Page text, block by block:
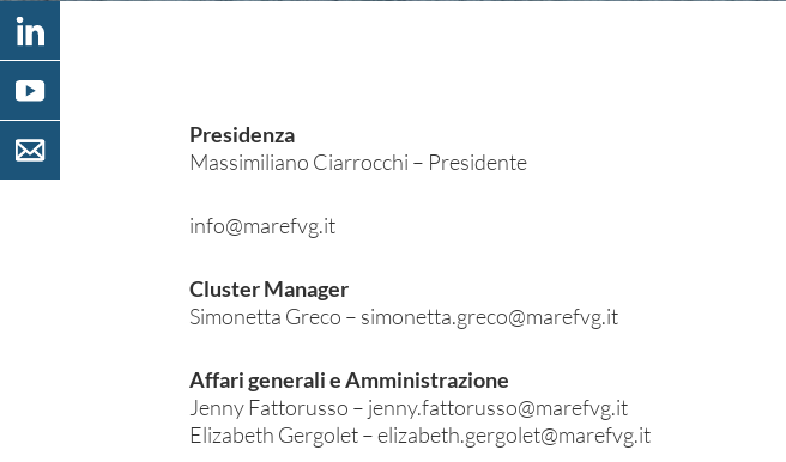
Presidenza
Massimiliano Ciarrocchi – Presidente
info@marefvg.it
Cluster Manager
Simonetta Greco – simonetta.greco@marefvg.it
Affari generali e Amministrazione
Jenny Fattorusso – jenny.fattorusso@marefvg.it
Elizabeth Gergolet –elizabeth.gergolet@marefvg.it